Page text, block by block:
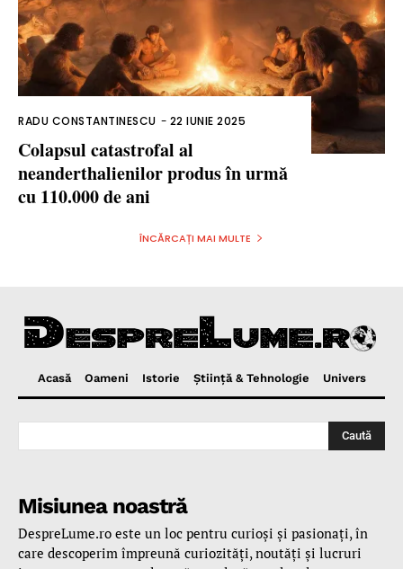
RADU CONSTANTINESCU - 22 IUNIE 2025
Colapsul catastrofal al
neanderthalienilor produs în urmă
cu 110.000 de ani
ÎNCĂRCAȚI MAI MULTE
Acasă Oameni Istorie Ştiinţă & Tehnologie Univers
Caută
Misiunea noastră
DespreLume.ro este un loc pentru curioşi şi pasionaţi, în
care descoperim împreună curiozităţi, noutăţi şi lucruri